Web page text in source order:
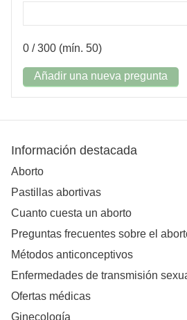
0 / 300 (mín. 50)
Añadir una nueva pregunta
Información destacada
Aborto
Pastillas abortivas
Cuanto cuesta un aborto
Preguntas frecuentes sobre el
Métodos anticonceptivos
Enfermedades de transmisión
Ofertas médicas
Ginecología